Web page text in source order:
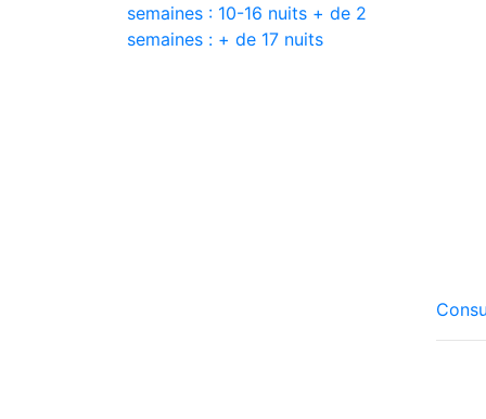
semaines : 10-16 nuits + de 2
semaines : + de 17 nuits